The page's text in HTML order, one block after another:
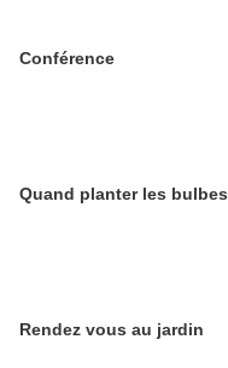
Conférence
Quand planter les bulbes
Rendez vous au jardin